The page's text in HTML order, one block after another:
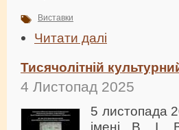
Виставки
Читати далі
Тисячолітній
4 Листопад 2025
5 листопада
імені В. І.